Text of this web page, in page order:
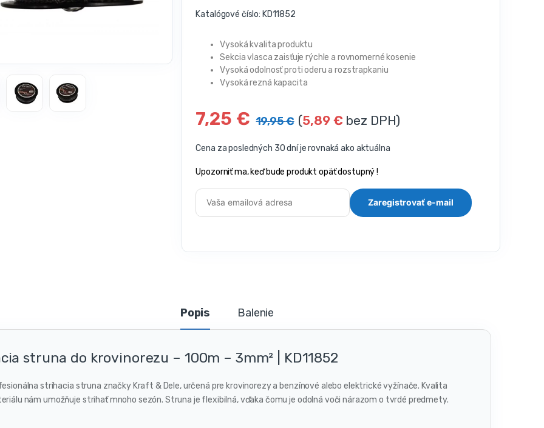
Katalógové číslo: KD11852
Vysoká kvalita produktu
Sekcia vlasca zaisťuje rýchle a rovnomerné kosenie
Vysoká odolnosť proti oderu a rozstrapkaniu
Vysoká rezná kapacita
7,25 € 19,95€ (5,89 € bez DPH)
Cena za posledných 30 dní je rovnaká ako aktuálna
Upozorniť ma, keď bude produkt opäť dostupný !
Popis Balenie
struna do krovinorezu – 100m – 3mm² | KD11852
strihacia struna značky Kraft & Dele, určená pre krovinorezy a benzínové alebo elektrické vyžínače. Kvalita
nám umožňuje strihať mnoho sezón. Struna je flexibilná, vďaka čomu je odolná voči nárazom o tvrdé predmety.